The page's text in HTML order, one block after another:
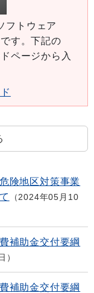
フトウェア
す。下記の
ページから入
険地区対策事業
2024年05月10
補助金交付要綱
補助金交付要綱